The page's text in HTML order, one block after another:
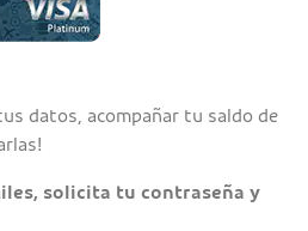
datos, acompañar tu saldo de
solicita tu contraseña y